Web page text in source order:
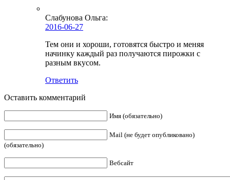
Слабунова Ольга:
2016-06-27
Тем они и хороши, готовятся быстро и меняя
начинку каждый раз получаются пирожки с
разным вкусом.
Ответить
Оставить комментарий
Имя (обязательно)
Mail (не будет опубликовано)
(обязательно)
Вебсайт